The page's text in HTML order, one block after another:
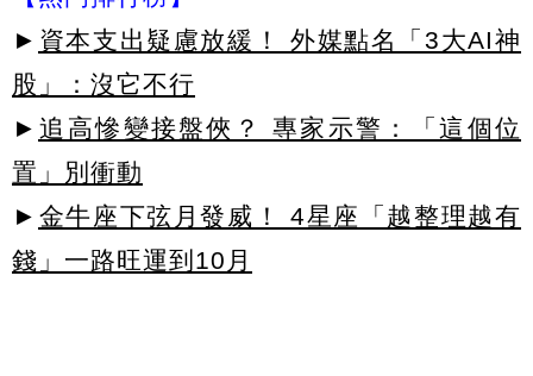
► 資本支出疑慮放緩！ 外媒點名「3大AI神
股」：沒它不行
► 追高慘變接盤俠？ 專家示警：「這個位
置」別衝動
► 金牛座下弦月發威！ 4星座「越整理越有
錢」一路旺運到10月